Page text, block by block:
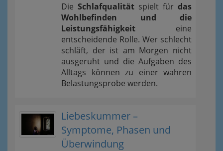
Die Schlafqualität spielt für das
Wohlbefinden und die
Leistungsfähigkeit eine
entscheidende Rolle. Wer schlecht
schläft, der ist am Morgen nicht
ausgeruht und die Aufgaben des
Alltags können zu einer wahren
Belastungsprobe werden.
Liebeskummer –
Symptome, Phasen und
Überwindung